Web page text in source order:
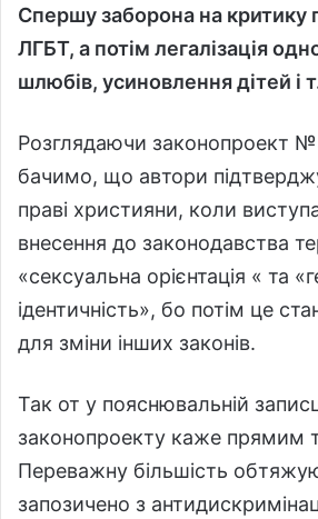
Спершу заборона на критику
ЛГБТ, а потім легалізація
шлюбів, усиновлення дітей і
Розглядаючи законопроект
бачимо, що автори
праві християни, коли
внесення до законодавства
«сексуальна орієнтація « та
ідентичність», бо потім це
для зміни інших законів.
Так от у пояснювальній
законопроекту каже прямим
Переважну більшість
запозичено з